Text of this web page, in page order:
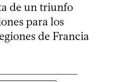
de un triunfo
para los
de Francia